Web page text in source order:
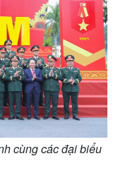
cùng các đại biểu